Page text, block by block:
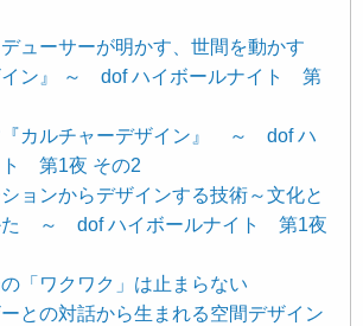
ューサーが明かす、世間を動かす
イン』 ～ dof ハイボールナイト 第
『カルチャーデザイン』 ～ dof ハ
ト 第1夜 その2
ョンからデザインする技術～文化と
た ～ dof ハイボールナイト 第1夜
「ワクワク」は止まらない
との対話から生まれる空間デザイン